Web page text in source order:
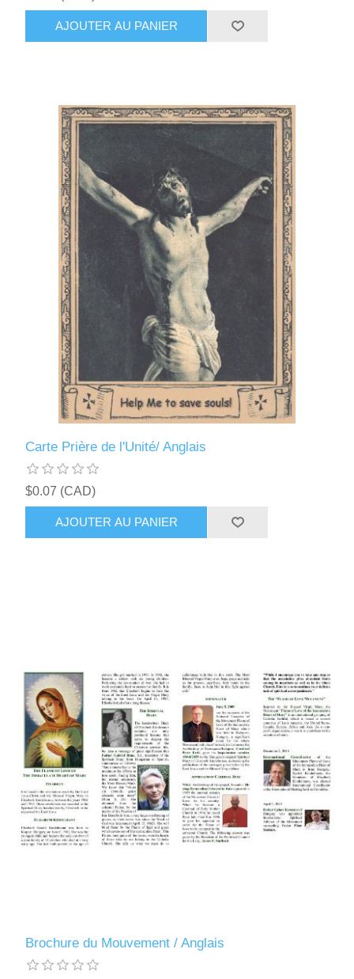
AJOUTER AU PANIER
Carte Prière de l'Unité/ Anglais
$0.07 (CAD)
AJOUTER AU PANIER
Brochure du Mouvement / Anglais